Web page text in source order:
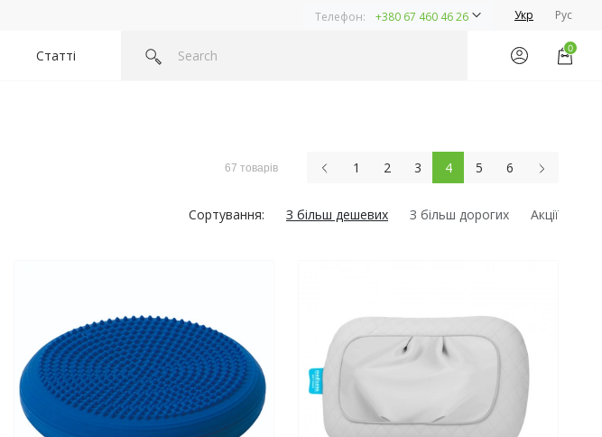
Телефон: +380 67 460 46 26 Укр Рус
Статті 0
67 товарів 1 2 3 4 5 6
Сортування: З більш дешевих З більш дорогих Акції